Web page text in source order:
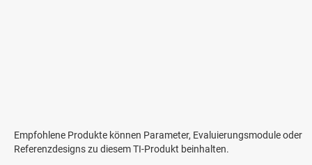
Empfohlene Produkte können Parameter, Evaluierungsmodule oder
Referenzdesigns zu diesem TI-Produkt beinhalten.